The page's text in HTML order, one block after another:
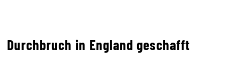
Durchbruch in England geschafft